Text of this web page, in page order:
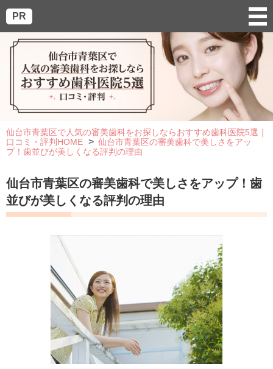
PR
仙台市青葉区で人気の審美歯科をお探しならおすすめ歯科医院5選｜
口コミ・評判HOME
仙台市青葉区の審美歯科で美しさをアッ
プ！歯並びが美しくなる評判の理由
仙台市青葉区の審美歯科で美しさをアップ！歯
並びが美しくなる評判の理由